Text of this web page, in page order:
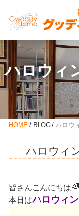
ハロウィ
HOME BLOG ハロウ
ハロウィ
皆さんこんにちは🌈
本日はハロウィ